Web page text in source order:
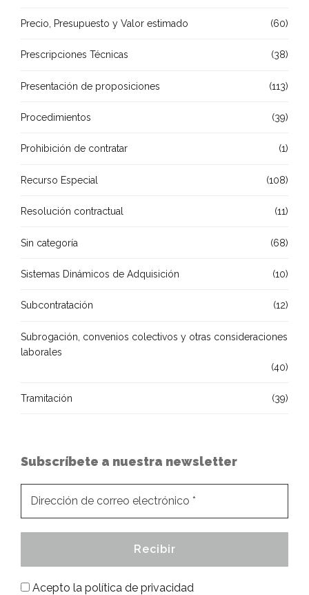
Precio, Presupuesto y Valor estimado (60)
Prescripciones Técnicas (38)
Presentación de proposiciones (113)
Procedimientos (39)
Prohibición de contratar (1)
Recurso Especial (108)
Resolución contractual (11)
Sin categoría (68)
Sistemas Dinámicos de Adquisición (10)
Subcontratación (12)
Subrogación, convenios colectivos y otras consideraciones
laborales
(40)
Tramitación (39)
Subscríbete a nuestra newsletter
Acepto la política de privacidad